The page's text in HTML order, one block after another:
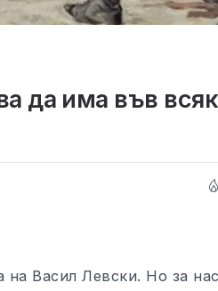
да има във
Васил Левски. Но за